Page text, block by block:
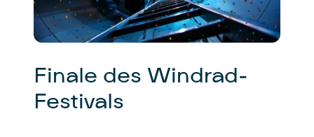
Finale des Windrad-
Festivals